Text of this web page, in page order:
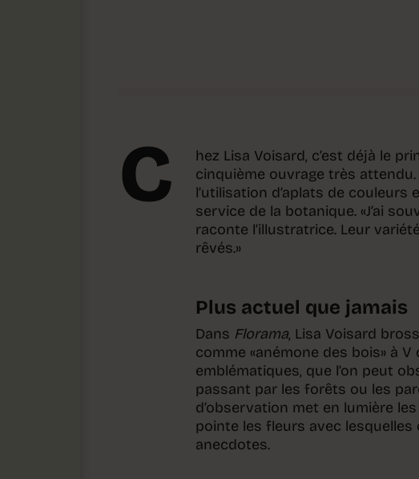
C
hez Lisa Voisard, c’est déjà le
cinquième ouvrage très
l’utilisation d’aplats de
service de la botanique. «J’ai
raconte l’illustratrice. Leur
rêvés.»
Plus actuel que jamais
Dans Florama, Lisa Voisard
comme «anémone des bois» à V
emblématiques, que l’on peut
passant par les forêts ou les
d’observation met en lumière
pointe les fleurs avec
anecdotes.